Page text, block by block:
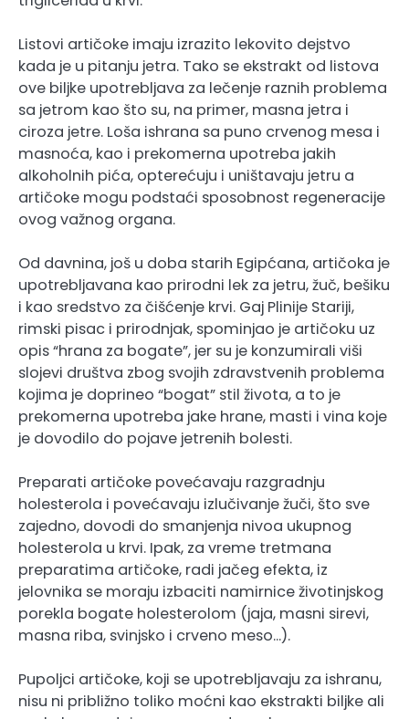
Listovi artičoke imaju izrazito lekovito dejstvo
kada je u pitanju jetra. Tako se ekstrakt od listova
ove biljke upotrebljava za lečenje raznih problema
sa jetrom kao što su, na primer, masna jetra i
ciroza jetre. Loša ishrana sa puno crvenog mesa i
masnoća, kao i prekomerna upotreba jakih
alkoholnih pića, opterećuju i uništavaju jetru a
artičoke mogu podstaći sposobnost regeneracije
ovog važnog organa.
Od davnina, još u doba starih Egipćana, artičoka je
upotrebljavana kao prirodni lek za jetru, žuč, bešiku
i kao sredstvo za čišćenje krvi. Gaj Plinije Stariji,
rimski pisac i prirodnjak, spominjao je artičoku uz
opis “hrana za bogate”, jer su je konzumirali viši
slojevi društva zbog svojih zdravstvenih problema
kojima je doprineo “bogat” stil života, a to je
prekomerna upotreba jake hrane, masti i vina koje
je dovodilo do pojave jetrenih bolesti.
Preparati artičoke povećavaju razgradnju
holesterola i povećavaju izlučivanje žuči, što sve
zajedno, dovodi do smanjenja nivoa ukupnog
holesterola u krvi. Ipak, za vreme tretmana
preparatima artičoke, radi jačeg efekta, iz
jelovnika se moraju izbaciti namirnice životinjskog
porekla bogate holesterolom (jaja, masni sirevi,
masna riba, svinjsko i crveno meso…).
Pupoljci artičoke, koji se upotrebljavaju za ishranu,
nisu ni približno toliko moćni kao ekstrakti biljke ali